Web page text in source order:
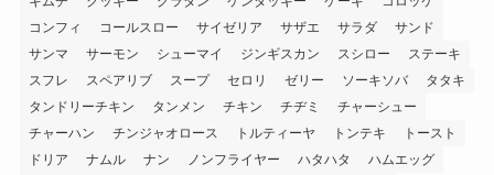
コンフィ
コールスロー サイゼリア サザエ サラダ
サンド
サンマ
サーモン シューマイ ジンギスカン スシロー
ステーキ
スフレ
スペアリブ スープ セロリ ゼリー ソーキソバ
タタキ
タンドリーチキン
タンメン チキン チヂミ
チャーシュー
チャーハン
チンジャオロース トルティーヤ トンテキ
トースト
ドリア
ナムル ナン ノンフライヤー ハタハタ
ハムエッグ